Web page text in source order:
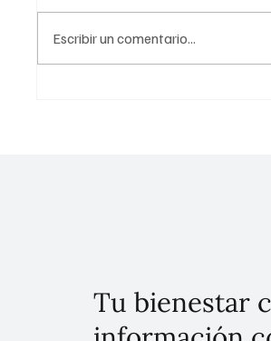
Escribir un comentario...
Tu bienestar